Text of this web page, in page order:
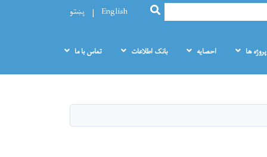
SEARCH
English پښتو
پروژه ها احصایه بانک اطلاعات تماس با ما